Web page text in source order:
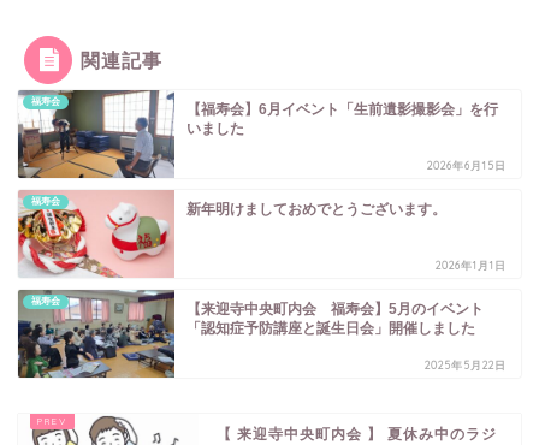
関連記事
福寿会
【福寿会】6月イベント「生前遺影撮影会」を行
いました
2026年6月15日
福寿会 新年明けましておめでとうございます。
2026年1月1日
福寿会
【来迎寺中央町内会 福寿会】5月のイベント
「認知症予防講座と誕生日会」開催しました
2025年5月22日
【 来迎寺中央町内会 】 夏休み中のラジ